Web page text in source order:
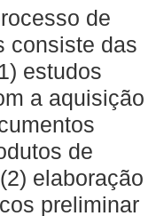
de
consiste das
estudos
a aquisição
de
elaboração
preliminar